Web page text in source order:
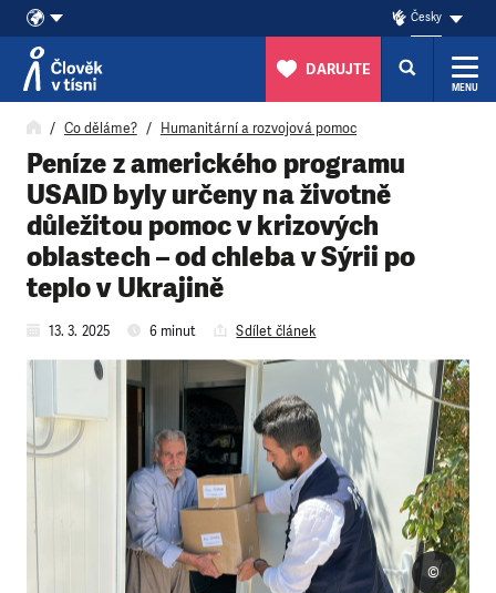
Přeskočit na obsah
Česky
DARUJTE
MENU
Co děláme? Humanitární a rozvojová pomoc
Peníze z amerického programu
USAID byly určeny na životně
důležitou pomoc v krizových
oblastech – od chleba v Sýrii po
teplo v Ukrajině
13. 3. 2025 6 minut Sdílet článek
©